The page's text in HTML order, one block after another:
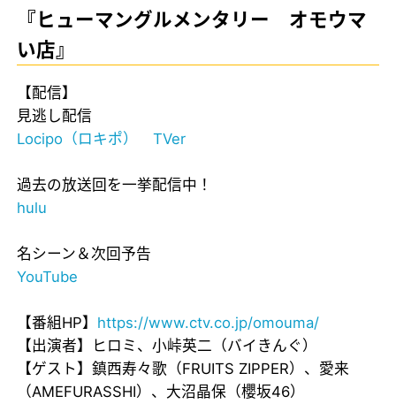
『ヒューマングルメンタリー オモウマ
い店』
【配信】
見逃し配信
Locipo（ロキポ）
TVer
過去の放送回を一挙配信中！
hulu
名シーン＆次回予告
YouTube
【番組HP】 https://www.ctv.co.jp/omouma/
【出演者】ヒロミ、小峠英二（バイきんぐ）
【ゲスト】鎮西寿々歌（FRUITS ZIPPER）、愛来
（AMEFURASSHI）、大沼晶保（櫻坂46）